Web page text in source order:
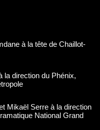
à la tête de Chaillot-
la direction du Phénix,
Mikaël Serre à la direction
National Grand
à la direction du